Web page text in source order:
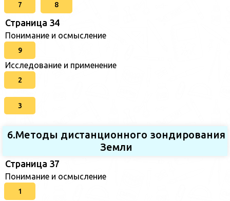
7 8
Страница 34
Понимание и осмысление
9
Исследование и применение
2
3
6.Методы дистанционного зондирования
Земли
Страница 37
Понимание и осмысление
1